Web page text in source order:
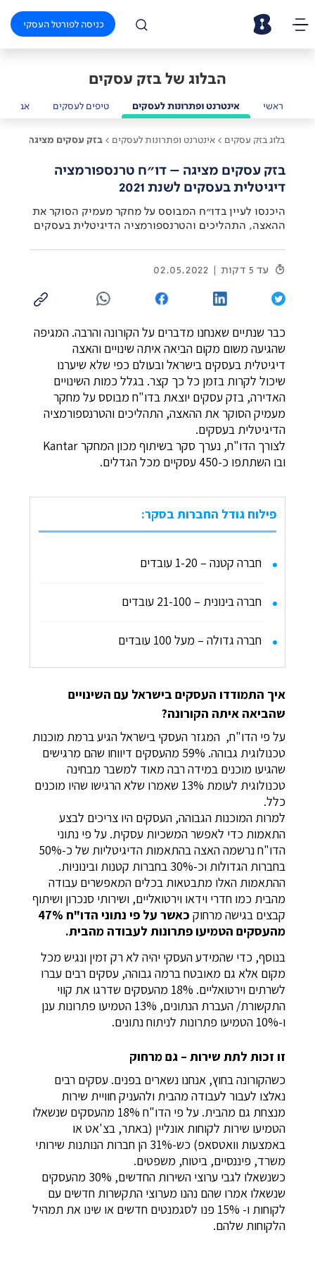
כניסה לפורטל העסקי
הבלוג של בזק עסקים
ראשי אינטרנט ופתרונות לעסקים טיפים לעסקים אבטחת
בלוג בזק עסקים > אינטרנט ופתרונות לעסקים >בזק עסקים מציגה – דו"ח
בזק עסקים מציגה – דו"ח טרנספורמציה
דיגיטלית בעסקים לשנת 2021
היכנסו לעיין בדו"ח המבוסס על מחקר מעמיק הסוקר את
ההאצה, התהליכים והטרנספורמציה הדיגיטלית בעסקים
עד 5 דקות 02.05.2022
כבר שנתיים שאנחנו מדברים על הקורונה והרבה. המגיפה
שהגיעה משום מקום הביאה איתה שינויים והאצה
דיגיטלית בעסקים בישראל ובעולם כפי שלא שיערנו
שיכול לקרות בזמן כל כך קצר. בגלל כמות השינויים
האדירה, בזק עסקים יוצאת בדו"ח מבוסס על מחקר
מעמיק הסוקר את ההאצה, התהליכים והטרנספורמציה
הדיגיטלית בעסקים.
לצורך הדו"ח, נערך סקר בשיתוף מכון המחקר Kantar
ובו השתתפו כ-450 עסקיים מכל הגדלים.
פילוח גודל החברות בסקר:
חברה קטנה – 1-20 עובדים
חברה בינונית – 21-100 עובדים
חברה גדולה – מעל 100 עובדים
איך התמודדו העסקים בישראל עם השינויים
שהביאה איתה הקורונה?
על פי הדו"ח, המגזר העסקי בישראל הגיע ברמת מוכנות
טכנולוגית גבוהה. 59% מהעסקים דיווחו שהם מרגישים
שהגיעו מוכנים במידה רבה מאוד למשבר מבחינה
טכנולוגית לעומת 13% שאמרו שלא הרגישו שהיו מוכנים
כלל.
למרות המוכנות הגבוהה, העסקים היו צריכים לבצע
התאמות כדי לאפשר המשכיות עסקית. על פי נתוני
הדו"ח נרשמה האצה בהתאמות הדיגיטליות של כ-50%
בחברות הגדולות וכ-30% בחברות קטנות ובינוניות.
ההתאמות האלו מתבטאות בכלים המאפשרים עבודה
מהבית כמו חדרי וידאו וירטואליים, ושירותי סנכרון ושיתוף
קבצים בגישה מרחוק
כאשר על פי נתוני הדו"ח 47%
מהעסקים הטמיעו פתרונות לעבודה מהבית.
בנוסף, כדי שהמידע העסקי יהיה לא רק זמין ונגיש מכל
מקום אלא גם מאובטח ברמה גבוהה, עסקים רבים עברו
לשרתים וירטואליים. 18% מהעסקים שדרגו את קווי
התקשורת/ העברת הנתונים, 13% הטמיעו פתרונות ענן
ו-10% הטמיעו פתרונות לניתוח נתונים.
זו זכות לתת שירות – גם מרחוק
כשהקורונה בחוץ, אנחנו נשארים בפנים. עסקים רבים
נאלצו לעבור לעבודה מהבית ולהעניק חוויית שירות
מנצחת גם מהבית. על פי הדו"ח 18% מהעסקים שנשאלו
הטמיעו שירות לקוחות אונליין (באתר, בצ'אט או
באמצעות וואטסאפ) כש-31% הן חברות הנותנות שירותי
משרד, פיננסיים, ביטוח, משפטים.
כשנשאלו לגבי ערוצי השירות החדשים, 30% מהעסקים
שנשאלו אמרו שהם נהנו מערוצי התקשרות חדשים עם
לקוחות ו- 15% פנו לסגמנטים חדשים או שינו את תמהיל
הלקוחות שלהם.